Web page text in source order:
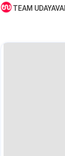
TEAM